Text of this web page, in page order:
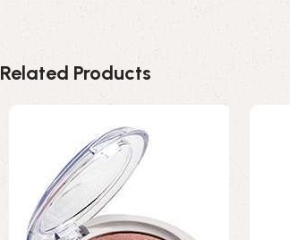
Related Products